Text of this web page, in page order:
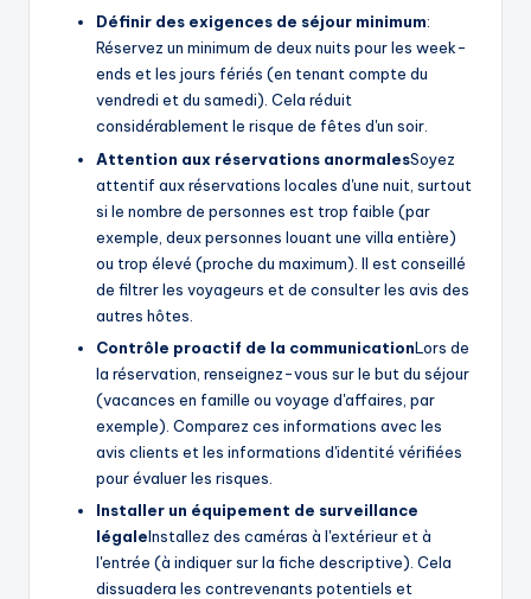
Définir des exigences de séjour minimum:
Réservez un minimum de deux nuits pour les week-
ends et les jours fériés (en tenant compte du
vendredi et du samedi). Cela réduit
considérablement le risque de fêtes d'un soir.
Attention aux réservations anormalesSoyez
attentif aux réservations locales d'une nuit, surtout
si le nombre de personnes est trop faible (par
exemple, deux personnes louant une villa entière)
ou trop élevé (proche du maximum). Il est conseillé
de filtrer les voyageurs et de consulter les avis des
autres hôtes.
Contrôle proactif de la communicationLors de
la réservation, renseignez-vous sur le but du séjour
(vacances en famille ou voyage d'affaires, par
exemple). Comparez ces informations avec les
avis clients et les informations d'identité vérifiées
pour évaluer les risques.
Installer un équipement de surveillance
légaleInstallez des caméras à l'extérieur et à
l'entrée (à indiquer sur la fiche descriptive). Cela
dissuadera les contrevenants potentiels et